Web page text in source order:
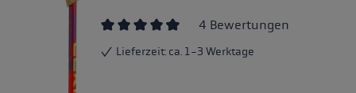
4 Bewertungen
Lieferzeit: ca. 1-3 Werktage